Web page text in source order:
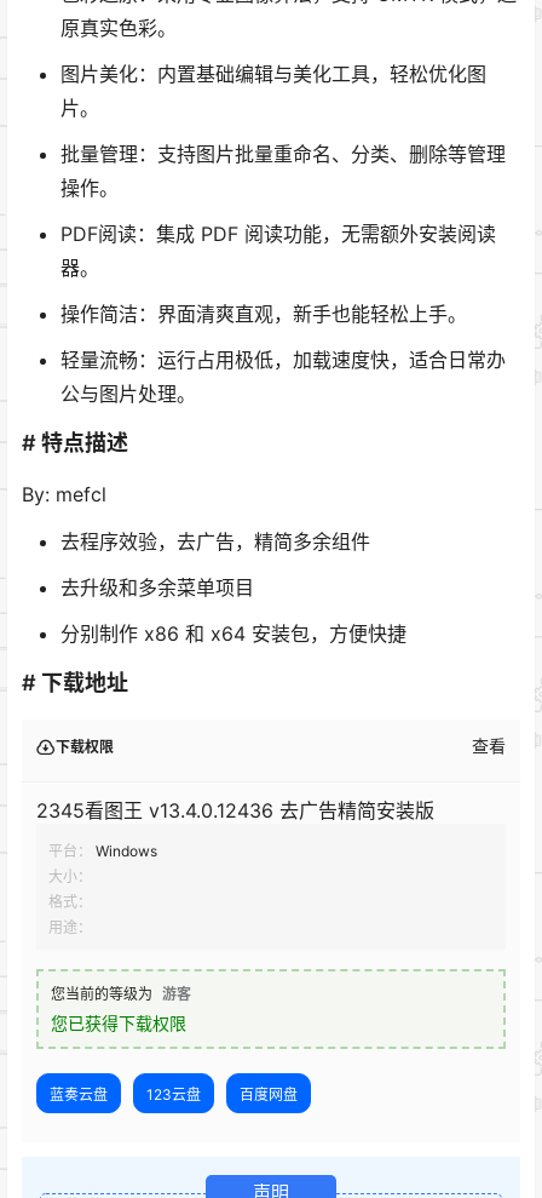
原真实色彩。
图片美化：内置基础编辑与美化工具，轻松优化图
片。
批量管理：支持图片批量重命名、分类、删除等管理
操作。
PDF阅读：集成 PDF 阅读功能，无需额外安装阅读
器。
操作简洁：界面清爽直观，新手也能轻松上手。
轻量流畅：运行占用极低，加载速度快，适合日常办
公与图片处理。
# 特点描述
By: mefcl
去程序效验，去广告，精简多余组件
去升级和多余菜单项目
分别制作 x86 和 x64 安装包，方便快捷
# 下载地址
下载权限 查看
2345看图王 v13.4.0.12436 去广告精简安装版
平台：
Windows
大小：
格式：
用途：
您当前的等级为 游客
您已获得下载权限
蓝奏云盘 123云盘 百度网盘
声明